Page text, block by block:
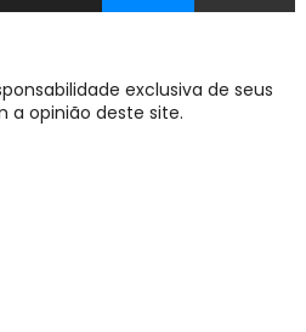
exclusiva de seus
a opinião deste site.